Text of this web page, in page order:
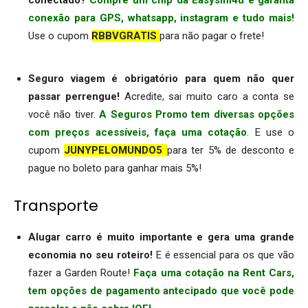
conexão para GPS, whatsapp, instagram e tudo mais!
Use o cupom RBBVGRATIS para não pagar o frete!
Seguro viagem é obrigatório para quem não quer
passar perrengue!Acredite, sai muito caro a conta se
você não tiver.A Seguros Promo tem diversas opções
com preços acessíveis, faça uma cotação . E use o
cupom JUNYPELOMUNDO5 para ter 5% de desconto e
pague no boleto para ganhar mais 5%!
Transporte
Alugar carro é muito importante e gera uma grande
economia no seu roteiro!E é essencial para os que vão
fazer a Garden Route! Faça uma cotação na Rent Cars,
tem opções de pagamento antecipado que você pode